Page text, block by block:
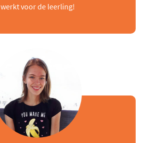
werkt voor de leerling!